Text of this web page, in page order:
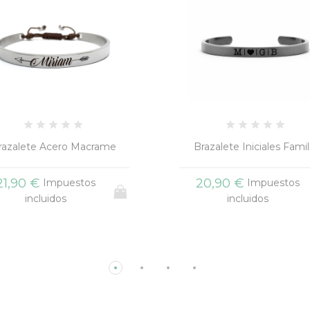
Iniciales Familia
€
Impuestos
incluidos
Pulsera Brazalete
25,00 € Impuestos
incluidos